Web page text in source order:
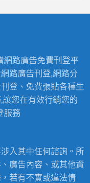
網路廣告免費刊登平
路廣告刊登,網路分
登、免費張貼各種生
您在有效行銷您的
服務
入其中任何諮詢。所
廣告內容、或其他資
若有不實或違法情